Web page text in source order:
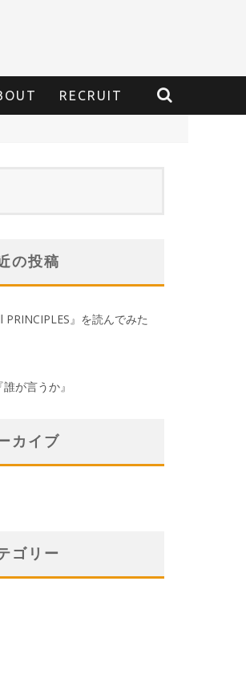
RECRUIT
の投稿
』を読んでみた
が言うか』
カイブ
ゴリー